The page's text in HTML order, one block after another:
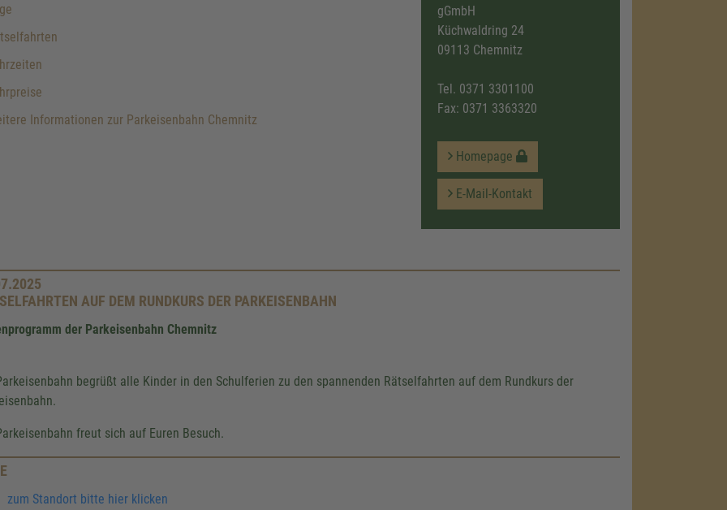
Informationen zur Parkeisenbahn Chemnitz
gGmbH
Küchwaldring 24
09113 Chemnitz
Tel. 0371 3301100
Fax: 0371 3363320
Homepage
E-Mail-Kontakt
AUF DEM RUNDKURS DER PARKEISENBAHN
der Parkeisenbahn Chemnitz
begrüßt alle Kinder in den Schulferien zu den spannenden Rätselfahrten auf dem Rundkurs der
freut sich auf Euren Besuch.
zum Standort bitte hier klicken